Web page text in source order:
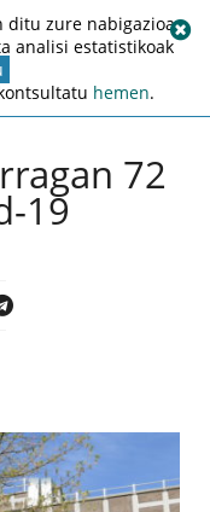
72
19
ditu zure nabigazioa
analisi estatistikoak
hemen.